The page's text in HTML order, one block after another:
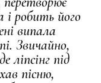
і робить його
випала
Звичайно,
ліпсінг під
пісню,